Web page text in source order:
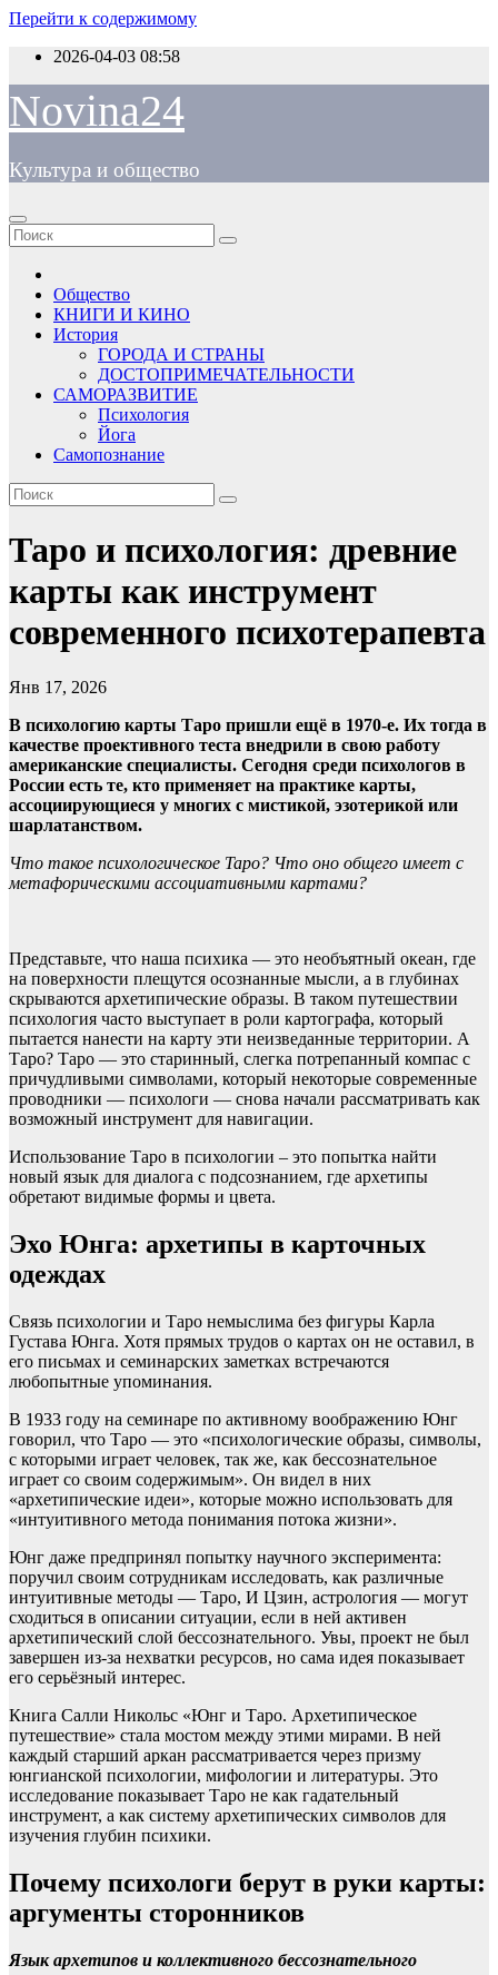
Перейти к содержимому
2026-04-03 08:58
Novina24
Культура и общество
Общество
КНИГИ И КИНО
История
ГОРОДА И СТРАНЫ
ДОСТОПРИМЕЧАТЕЛЬНОСТИ
САМОРАЗВИТИЕ
Психология
Йога
Самопознание
Таро и психология: древние
карты как инструмент
современного психотерапевта
Янв 17, 2026
В психологию карты Таро пришли ещё в 1970-е. Их тогда в
качестве проективного теста внедрили в свою работу
американские специалисты. Сегодня среди психологов в
России есть те, кто применяет на практике карты,
ассоциирующиеся у многих с мистикой, эзотерикой или
шарлатанством.
Что такое психологическое Таро? Что оно общего имеет с
метафорическими ассоциативными картами?
Представьте, что наша психика — это необъятный океан, где
на поверхности плещутся осознанные мысли, а в глубинах
скрываются архетипические образы. В таком путешествии
психология часто выступает в роли картографа, который
пытается нанести на карту эти неизведанные территории. А
Таро? Таро — это старинный, слегка потрепанный компас с
причудливыми символами, который некоторые современные
проводники — психологи — снова начали рассматривать как
возможный инструмент для навигации.
Использование Таро в психологии – это попытка найти
новый язык для диалога с подсознанием, где архетипы
обретают видимые формы и цвета.
Эхо Юнга: архетипы в карточных
одеждах
Связь психологии и Таро немыслима без фигуры Карла
Густава Юнга. Хотя прямых трудов о картах он не оставил, в
его письмах и семинарских заметках встречаются
любопытные упоминания.
В 1933 году на семинаре по активному воображению Юнг
говорил, что Таро — это «психологические образы, символы,
с которыми играет человек, так же, как бессознательное
играет со своим содержимым». Он видел в них
«архетипические идеи», которые можно использовать для
«интуитивного метода понимания потока жизни».
Юнг даже предпринял попытку научного эксперимента:
поручил своим сотрудникам исследовать, как различные
интуитивные методы — Таро, И Цзин, астрология — могут
сходиться в описании ситуации, если в ней активен
архетипический слой бессознательного. Увы, проект не был
завершен из-за нехватки ресурсов, но сама идея показывает
его серьёзный интерес.
Книга Салли Никольс «Юнг и Таро. Архетипическое
путешествие» стала мостом между этими мирами. В ней
каждый старший аркан рассматривается через призму
юнгианской психологии, мифологии и литературы. Это
исследование показывает Таро не как гадательный
инструмент, а как систему архетипических символов для
изучения глубин психики.
Почему психологи берут в руки карты:
аргументы сторонников
Язык архетипов и коллективного бессознательного